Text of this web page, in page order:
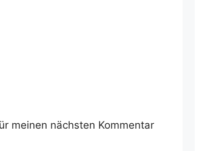
meinen nächsten Kommentar